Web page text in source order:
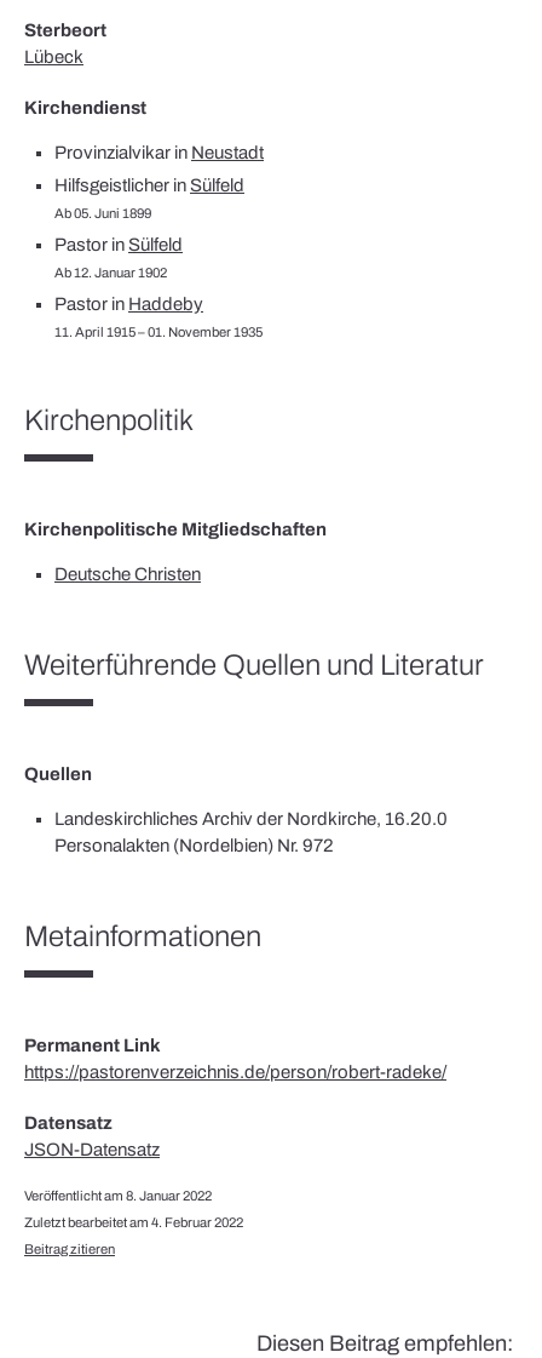
Sterbeort
Lübeck
Kirchendienst
Provinzialvikar in Neustadt
Hilfsgeistlicher inSülfeld
Ab 05. Juni 1899
Pastor inSülfeld
Ab 12. Januar 1902
Pastor in Haddeby
11. April 1915 – 01. November 1935
Kirchenpolitik
Kirchenpolitische Mitgliedschaften
Deutsche Christen
Weiterführende Quellen und Literatur
Quellen
Landeskirchliches Archiv der Nordkirche, 16.20.0
Personalakten (Nordelbien) Nr. 972
Metainformationen
Permanent Link
https://pastorenverzeichnis.de/person/robert-radeke/
Datensatz
JSON-Datensatz
Veröffentlicht am 8. Januar 2022
Zuletzt bearbeitet am 4. Februar 2022
Beitrag zitieren
Diesen Beitrag empfehlen: